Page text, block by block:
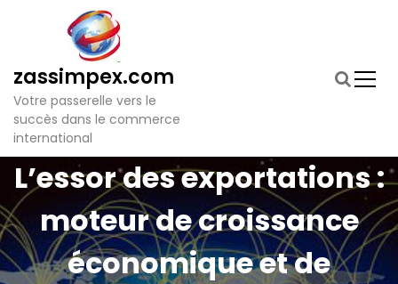
e
n
t
zassimpex.com
Votre passerelle vers le
succès dans le commerce
international
L’essor des exportations :
moteur de croissance
économique et de